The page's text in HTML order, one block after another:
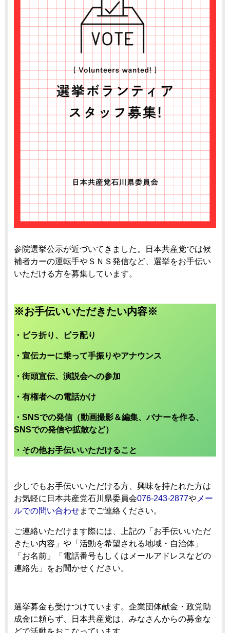
参院選挙公示が近づいてきました。日本共産党では候
補者カーの運転手やＳＮＳ発信など、選挙をお手伝い
いただける方を募集しています。
※お手伝いいただきたい内容※
・ビラ折り、ビラ配り
・宣伝カーに乗って手振りやアナウンス
・街頭宣伝、演説会への参加
・有権者への電話かけ
・SNSでの発信（動画撮影＆編集、バナーを作る、
SNSでの発信や拡散など）
・その他お手伝いいただけること
少しでもお手伝いいただける方、興味を持たれた方は
お気軽に日本共産党石川県委員会076-243-2877や メー
ルでの問い合わせまでご連絡ください。
ご連絡いただけます際には、上記の「お手伝いいただ
きたい内容」や「活動を希望される地域・自治体」
「お名前」「電話番号もしくはメールアドレスなどの
連絡先」をお聞かせください。
選挙募金も受けつけています。企業団体献金・政党助
成金に頼らず、日本共産党は、みなさんからの募金な
どで活動をおこなっています。